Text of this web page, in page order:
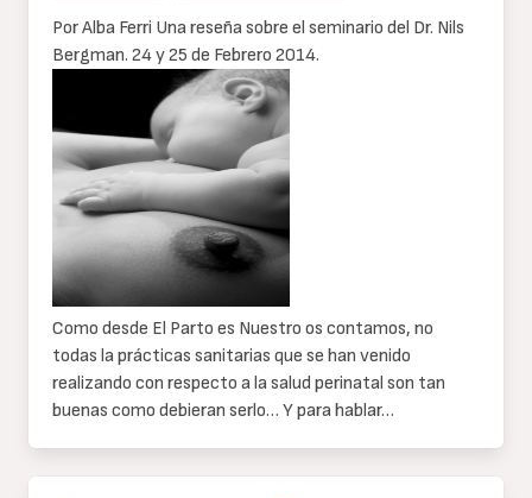
Cuerpo
de
Por Alba Ferri Una reseña sobre el seminario del Dr. Nils
Bergman. 24 y 25 de Febrero 2014.
Como desde El Parto es Nuestro os contamos, no
todas la prácticas sanitarias que se han venido
realizando con respecto a la salud perinatal son tan
buenas como debieran serlo… Y para hablar…